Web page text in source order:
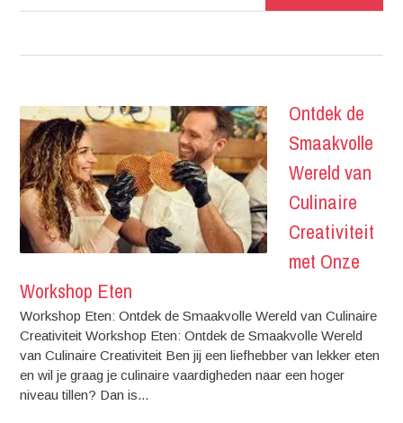
Ontdek de
Smaakvolle
Wereld van
Culinaire
Creativiteit
met Onze
Workshop Eten
Workshop Eten: Ontdek de Smaakvolle Wereld van Culinaire
Creativiteit Workshop Eten: Ontdek de Smaakvolle Wereld
van Culinaire Creativiteit Ben jij een liefhebber van lekker eten
en wil je graag je culinaire vaardigheden naar een hoger
niveau tillen? Dan is...